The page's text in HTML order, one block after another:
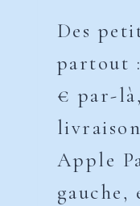
Des
partout
€ par-
Apple
gauche,